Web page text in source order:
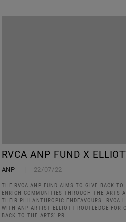
RVCA ANP FUND X
ANP 22/07/22
THE RVCA ANP FUND AIMS TO GIVE BACK TO
ENRICH COMMUNITIES THROUGH THE ARTS
THEIR PHILANTHROPIC ENDEAVOURS. RVCA
WITH ANP ARTIST ELLIOTT ROUTLEDGE FOR
BACK TO THE ARTS’ PR